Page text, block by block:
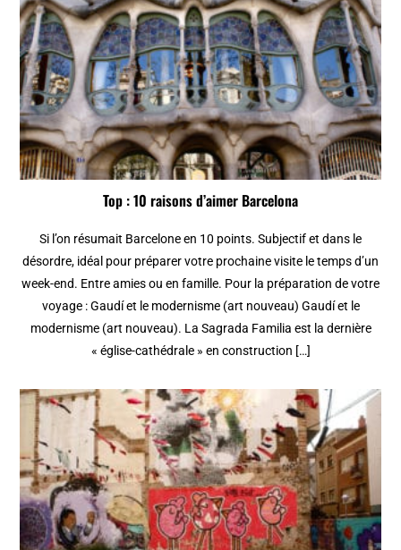
Top : 10 raisons d’aimer Barcelona
Si l’on résumait Barcelone en 10 points. Subjectif et dans le
désordre, idéal pour préparer votre prochaine visite le temps d’un
week-end. Entre amies ou en famille. Pour la préparation de votre
voyage : Gaudí et le modernisme (art nouveau) Gaudí et le
modernisme (art nouveau). La Sagrada Familia est la dernière
« église-cathédrale » en construction […]